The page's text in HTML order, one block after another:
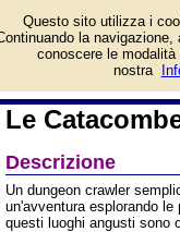
Prodotto da Creativamente
Le
Descrizione
Un dungeon crawler
un'avventura esplorando
questi luoghi angusti sono
Questo sito utilizza i
la
conoscere le
nostra